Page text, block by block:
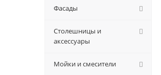
Фасады
Столешницы и
аксессуары
Мойки и смесители